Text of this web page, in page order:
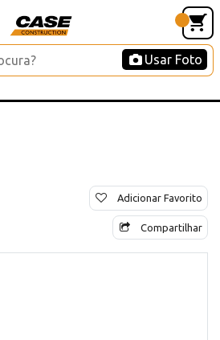
Usar Foto
Adicionar Favorito
Compartilhar